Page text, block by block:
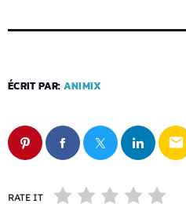
ÉCRIT PAR: ANIMIX
email
RATE IT